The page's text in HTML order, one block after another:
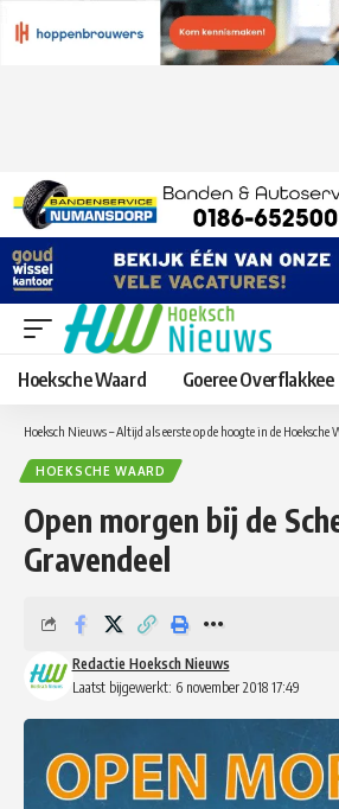
Hoeksche Waard Goeree Overflakkee
Hoeksch Nieuws – Altijd als eerste op de hoogte in de Hoeksche
HOEKSCHE WAARD
Open morgen bij de
Gravendeel
Laatst bijgewerkt: 6 november 2018 17:49
Redactie Hoeksch Nieuws